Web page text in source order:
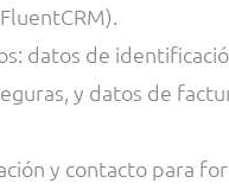
datos de
y datos de
y contacto para